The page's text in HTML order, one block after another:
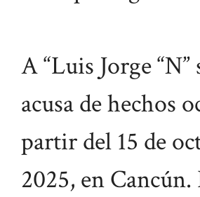
A “Luis Jorge “N”
acusa de hechos
partir del 15 de
2025, en Cancún.